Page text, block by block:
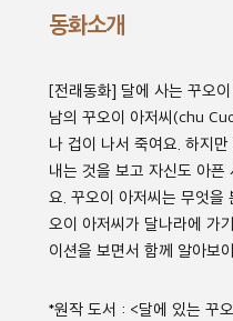
동화소개
[전래동화] 달에 사는 꾸오
남의 꾸오이 아저씨(chu
나 겁이 나서 죽여요 .하지만
내는 것을 보고 자신도 아픈
요 .꾸오이 아저씨는 무엇을
오이 아저씨가 달나라에 가
이션을 보면서 함께 알아보
*원작 도서 : <달에 있는 꾸